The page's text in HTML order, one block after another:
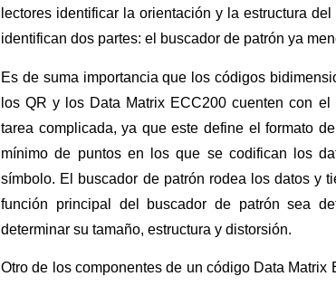
lectores identificar la orientación y la estructura
identifican dos partes: el buscador de patrón ya
Es de suma importancia que los códigos
los QR y los Data Matrix ECC200 cuenten con
tarea complicada, ya que este define el formato
mínimo de puntos en los que se codifican los
símbolo. El buscador de patrón rodea los datos y
función principal del buscador de patrón sea
determinar su tamaño, estructura y distorsión.
Otro de los componentes de un código Data